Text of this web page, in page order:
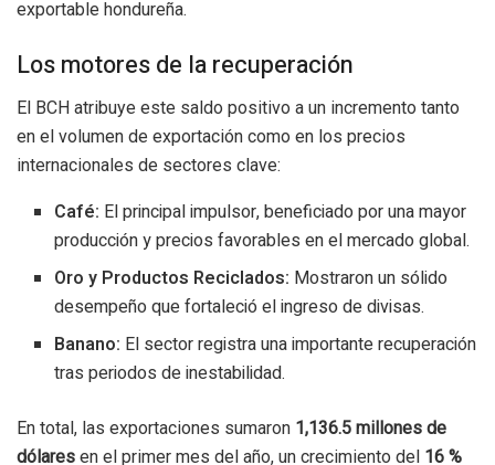
exportable hondureña.
Los motores de la recuperación
El BCH atribuye este saldo positivo a un incremento tanto
en el volumen de exportación como en los precios
internacionales de sectores clave:
Café: El principal impulsor, beneficiado por una mayor
producción y precios favorables en el mercado global.
Oro y Productos Reciclados: Mostraron un sólido
desempeño que fortaleció el ingreso de divisas.
Banano: El sector registra una importante recuperación
tras periodos de inestabilidad.
En total, las exportaciones sumaron 1,136.5 millones de
dólares en el primer mes del año, un crecimiento del 16 %